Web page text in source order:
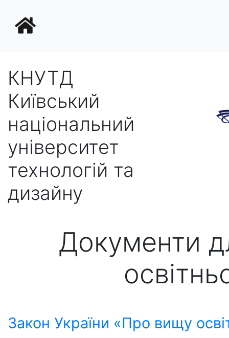
КНУТД
Київський
національний
університет
технологій та
дизайну
Документи
Закон України «Про вищу